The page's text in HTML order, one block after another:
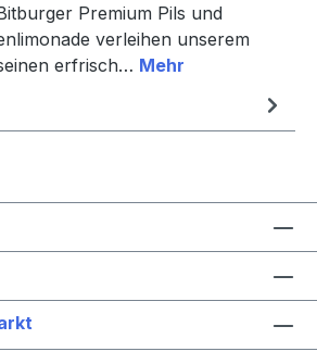
Premium Pils und
verleihen unserem
erfrisch… Mehr